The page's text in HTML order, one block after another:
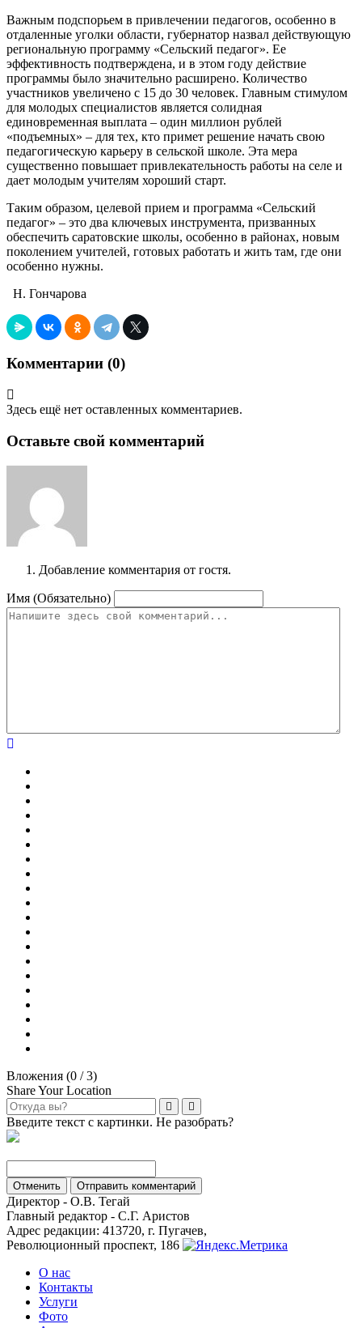
Важным подспорьем в привлечении педагогов, особенно в
отдаленные уголки области, губернатор назвал действующую
региональную программу «Сельский педагог». Ее
эффективность подтверждена, и в этом году действие
программы было значительно расширено. Количество
участников увеличено с 15 до 30 человек. Главным стимулом
для молодых специалистов является солидная
единовременная выплата – один миллион рублей
«подъемных» – для тех, кто примет решение начать свою
педагогическую карьеру в сельской школе. Эта мера
существенно повышает привлекательность работы на селе и
дает молодым учителям хороший старт.
Таким образом, целевой прием и программа «Сельский
педагог» – это два ключевых инструмента, призванных
обеспечить саратовские школы, особенно в районах, новым
поколением учителей, готовых работать и жить там, где они
особенно нужны.
Н. Гончарова
Комментарии (0)
Здесь ещё нет оставленных комментариев.
Оставьте свой комментарий
Добавление комментария от гостя.
Имя (Обязательно)
Вложения (0 / 3)
Share Your Location
Введите текст с картинки. Не разобрать?
Отменить Отправить комментарий
Директор - О.В. Тегай
Главный редактор - С.Г. Аристов
Адрес редакции: 413720, г. Пугачев,
Революционный проспект, 186
О нас
Контакты
Услуги
Фото